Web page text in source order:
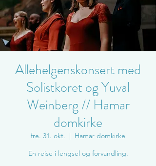
Allehelgenskonsert med
Solistkoret og Yuval
Weinberg // Hamar
domkirke
fre. 31. okt.
  |
Hamar domkirke
En reise i lengsel og forvandling.